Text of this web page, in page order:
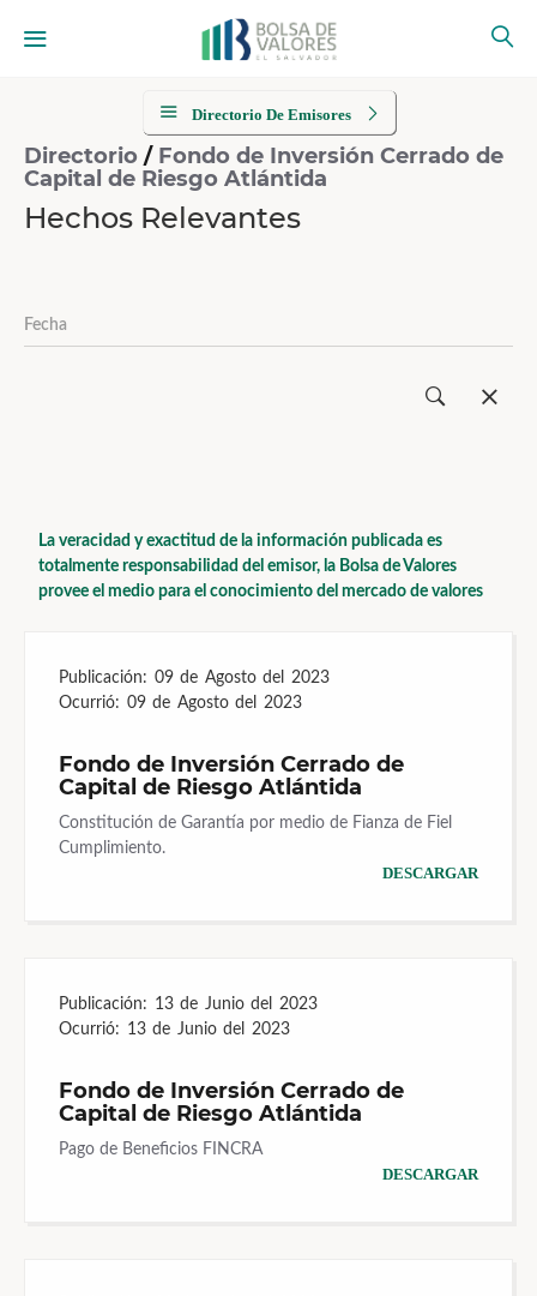
Directorio De Emisores
Directorio / Fondo de Inversión Cerrado de
Capital de Riesgo Atlántida
Hechos Relevantes
La veracidad y exactitud de la información publicada es
totalmente responsabilidad del emisor, la Bolsa de Valores
provee el medio para el conocimiento del mercado de valores
Publicación: 09 de Agosto del 2023
Ocurrió: 09 de Agosto del 2023
Fondo de Inversión Cerrado de
Capital de Riesgo Atlántida
Constitución de Garantía por medio de Fianza de Fiel
Cumplimiento.
DESCARGAR
Publicación: 13 de Junio del 2023
Ocurrió: 13 de Junio del 2023
Fondo de Inversión Cerrado de
Capital de Riesgo Atlántida
Pago de Beneficios FINCRA
DESCARGAR